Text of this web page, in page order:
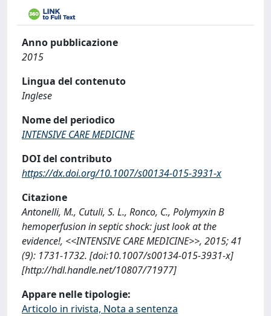
Anno pubblicazione
2015
Lingua del contenuto
Inglese
Nome del periodico
INTENSIVE CARE MEDICINE
DOI del contributo
https://dx.doi.org/10.1007/s00134-015-3931-x
Citazione
Antonelli, M., Cutuli, S. L., Ronco, C., Polymyxin B
hemoperfusion in septic shock: just look at the
evidence!, <<INTENSIVE CARE MEDICINE>>, 2015; 41
(9): 1731-1732. [doi:10.1007/s00134-015-3931-x]
[http://hdl.handle.net/10807/71977]
Appare nelle tipologie:
Articolo in rivista, Nota a sentenza